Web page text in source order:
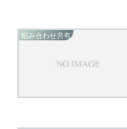
組み合わせ共有